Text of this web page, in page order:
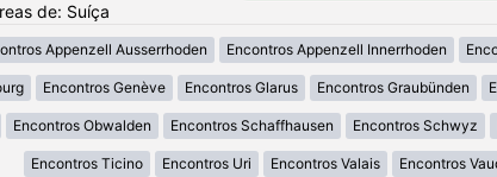
de: Suíça
Appenzell Ausserrhoden Encontros Appenzell Innerrhoden
Encontros Genève Encontros Glarus Encontros Graubünden
Encontros Obwalden Encontros Schaffhausen Encontros Schwyz
Encontros Ticino Encontros Uri Encontros Valais Encontros